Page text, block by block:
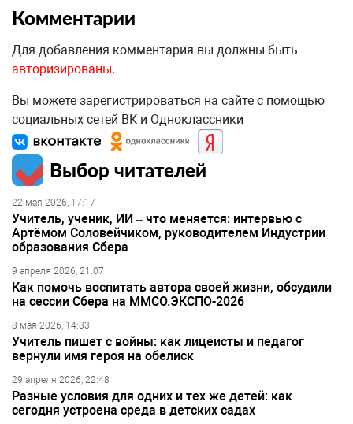
Комментарии
Для добавления комментария вы должны быть
авторизированы.
Вы можете зарегистрироваться на сайте с помощью
социальных сетей ВК и Одноклассники
Выбор читателей
22 мая 2026, 17:17
Учитель, ученик, ИИ – что меняется: интервью с
Артёмом Соловейчиком, руководителем Индустрии
образования Сбера
9 апреля 2026, 21:07
Как помочь воспитать автора своей жизни, обсудили
на сессии Сбера на ММСО.ЭКСПО-2026
8 мая 2026, 14:33
Учитель пишет с войны: как лицеисты и педагог
вернули имя героя на обелиск
29 апреля 2026, 22:48
Разные условия для одних и тех же детей: как
сегодня устроена среда в детских садах